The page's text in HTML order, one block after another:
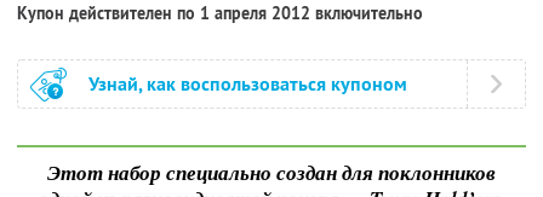
Купон действителен по 1 апреля 2012 включительно
Узнай, как воспользоваться купоном
Этот набор специально создан для поклонников